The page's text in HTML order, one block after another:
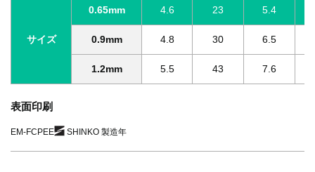
サイズ
0.65mm 4.6 23 5.4
0.9mm 4.8 30 6.5
1.2mm 5.5 43 7.6
表面印刷
EM-FCPEE SHINKO 製造年